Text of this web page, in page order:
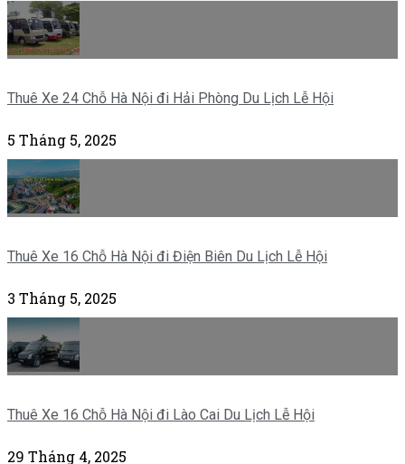
Thuê Xe 24 Chỗ Hà Nội đi Hải Phòng Du Lịch Lễ Hội
5 Tháng 5, 2025
Thuê Xe 16 Chỗ Hà Nội đi Điện Biên Du Lịch Lễ Hội
3 Tháng 5, 2025
Thuê Xe 16 Chỗ Hà Nội đi Lào Cai Du Lịch Lễ Hội
29 Tháng 4, 2025